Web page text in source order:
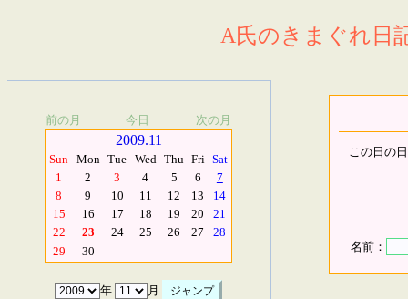
A氏のきまぐれ日
前の月 今日 次の月
2009.11
Sun Mon Tue Wed Thu Fri Sat
1
2 3 4 5 6
7
8
9 10 11 12 13
14
15
16 17 18 19 20
21
22
23 24 25 26 27
28
29
30
年 月
この日の
名前：